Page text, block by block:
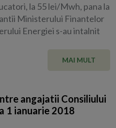
la 55 lei/Mwh, pana la
Ministerului Finantelor
Energiei s-au intalnit
MAI MULT
angajatii Consiliului
1 ianuarie 2018